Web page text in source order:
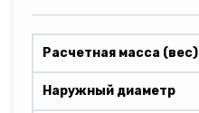
Расчетная масса (вес)
Наружный диаметр